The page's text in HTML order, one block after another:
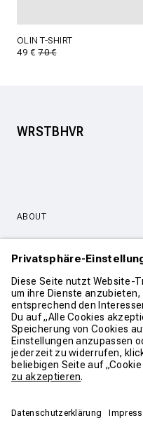
OLIN T-SHIRT
49 €70 €
WRSTBHVR
ABOUT
SERVICE & SUPPORT
KONTAKT